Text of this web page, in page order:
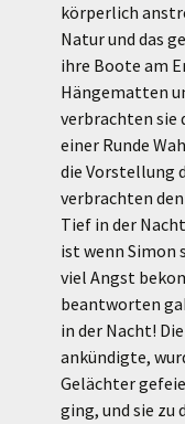
körperlich
Natur und das
ihre Boote am
Hängematten
verbrachten sie
einer Runde
die Vorstellung
verbrachten
Tief in der
ist wenn Simon
viel Angst
beantworten
in der Nacht!
ankündigte,
Gelächter
ging, und sie zu